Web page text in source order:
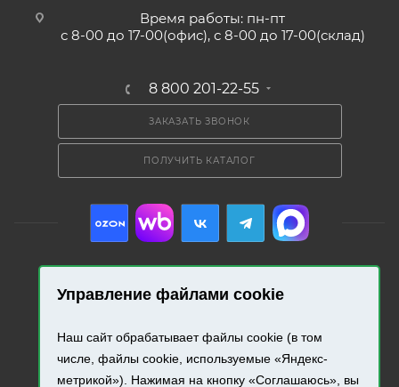
Управление файлами cookie
Наш сайт обрабатывает файлы cookie (в том
числе, файлы cookie, используемые «Яндекс-
метрикой»). Нажимая на кнопку «Соглашаюсь», вы
Время работы: пн-пт
с 8-00 до 17-00(офис), с 8-00 до 17-00(склад)
8 800 201-22-55
ЗАКАЗАТЬ ЗВОНОК
ПОЛУЧИТЬ КАТАЛОГ
2026 © «Промресурс». Все права защищены.
Разработка и продвижение сайта.